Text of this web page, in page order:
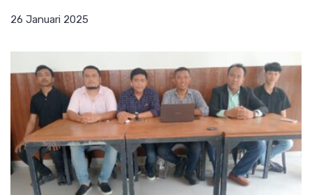
26 Januari 2025